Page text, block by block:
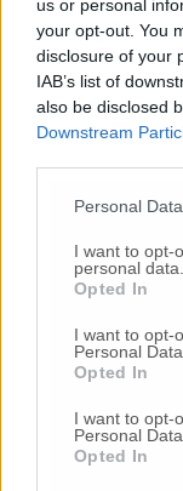
us or personal
your opt-out. You
disclosure of your
IAB’s list of
also be disclosed
Downstream
Personal
I want to opt-
personal data.
Opted In
I want to opt-
Personal Data.
Opted In
I want to opt-
Personal
Opted In
sono andati lì»
2 Ago-Fermato
inseguimento.
cause
16 Lug-Tragedia
da un treno(Foto)
-Malore in
-
«Le urla
“L’ha uccisa.
morte di mia
-
dell’architetto
Khemaies:dalla
domiciliari